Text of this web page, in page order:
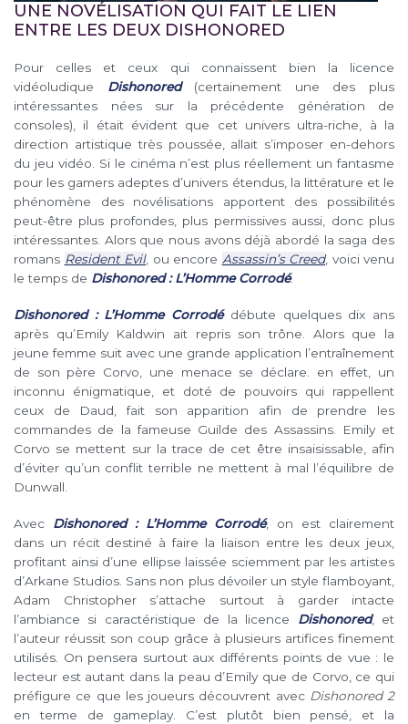
UNE NOVÉLISATION QUI FAIT LE LIEN
ENTRE LES DEUX DISHONORED
Pour celles et ceux qui connaissent bien la licence
vidéoludique Dishonored
(certainement une des plus
intéressantes nées sur la précédente génération de
consoles), il était évident que cet univers ultra-riche, à la
direction artistique très poussée, allait s’imposer en-dehors
du jeu vidéo. Si le cinéma n’est plus réellement un fantasme
pour les gamers adeptes d’univers étendus, la littérature et le
phénomène des novélisations apportent des possibilités
peut-être plus profondes, plus permissives aussi, donc plus
intéressantes. Alors que nous avons déjà abordé la saga des
romans Resident Evil, ou encore Assassin’s Creed, voici venu
le temps de Dishonored : L’Homme Corrodé.
Dishonored : L’Homme Corrodédébute quelques dix ans
après qu’Emily Kaldwin ait repris son trône. Alors que la
jeune femme suit avec une grande application l’entraînement
de son père Corvo, une menace se déclare. en effet, un
inconnu énigmatique, et doté de pouvoirs qui rappellent
ceux de Daud, fait son apparition afin de prendre les
commandes de la fameuse Guilde des Assassins. Emily et
Corvo se mettent sur la trace de cet être insaisissable, afin
d’éviter qu’un conflit terrible ne mettent à mal l’équilibre de
Dunwall.
Avec Dishonored : L’Homme Corrodé, on est clairement
dans un récit destiné à faire la liaison entre les deux jeux,
profitant ainsi d’une ellipse laissée sciemment par les artistes
d’Arkane Studios. Sans non plus dévoiler un style flamboyant,
Adam Christopher s’attache surtout à garder intacte
l’ambiance si caractéristique de la licence Dishonored, et
l’auteur réussit son coup grâce à plusieurs artifices finement
utilisés. On pensera surtout aux différents points de vue : le
lecteur est autant dans la peau d’Emily que de Corvo, ce qui
préfigure ce que les joueurs découvrent avec Dishonored 2
en terme de gameplay. C’est plutôt bien pensé, et la